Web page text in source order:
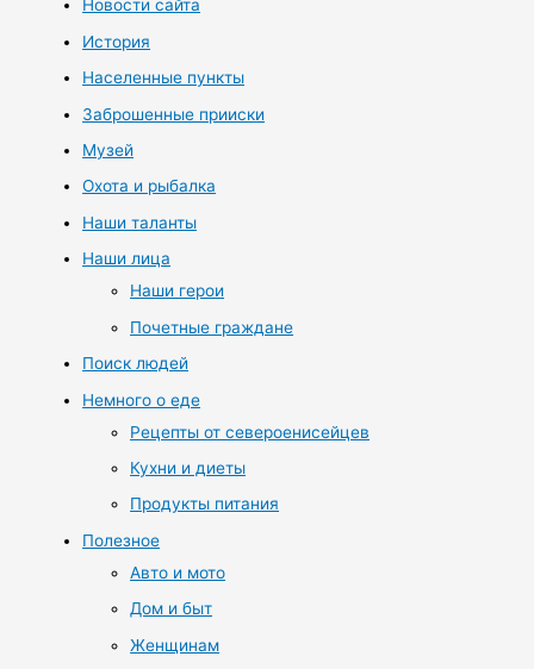
Новости сайта
История
Населенные пункты
Заброшенные прииски
Музей
Охота и рыбалка
Наши таланты
Наши лица
Наши герои
Почетные граждане
Поиск людей
Немного о еде
Рецепты от североенисейцев
Кухни и диеты
Продукты питания
Полезное
Авто и мото
Дом и быт
Женщинам